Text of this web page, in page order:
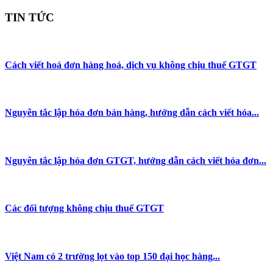
TIN TỨC
Cách viết hoá đơn hàng hoá, dịch vụ không chịu thuế GTGT
Nguyên tắc lập hóa đơn bán hàng, hướng dẫn cách viết hóa...
Nguyên tắc lập hóa đơn GTGT, hướng dẫn cách viết hóa đơn...
Các đối tượng không chịu thuế GTGT
Việt Nam có 2 trường lọt vào top 150 đại học hàng...